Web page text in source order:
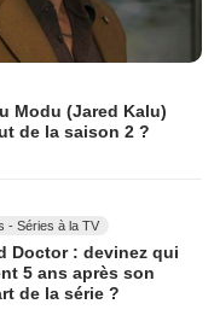
Modu (Jared Kalu)
de la saison 2 ?
- Séries à la TV
Doctor : devinez qui
5 ans après son
de la série ?